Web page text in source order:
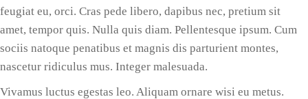
feugiat eu, orci. Cras pede libero, dapibus nec, pretium sit
amet, tempor quis. Nulla quis diam. Pellentesque ipsum. Cum
sociis natoque penatibus et magnis dis parturient montes,
nascetur ridiculus mus. Integer malesuada.
Vivamus luctus egestas leo. Aliquam ornare wisi eu metus.